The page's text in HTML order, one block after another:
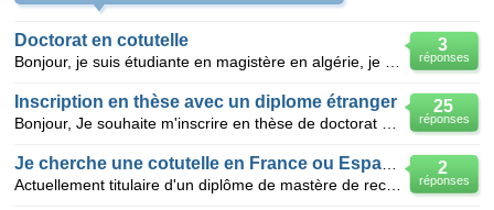
3
réponses
Doctorat en cotutelle
25
réponses
Inscription en thèse avec un diplome étranger
2
réponses